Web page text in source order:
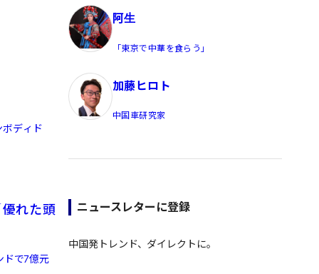
ディド
れた頭
ドで7億元
阿生
「東京で中華を食らう」
加藤ヒロト
中国車研究家
ニュースレターに登録
中国発トレンド、ダイレクトに。